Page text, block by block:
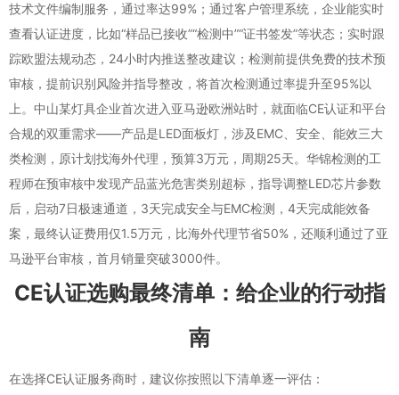
技术文件编制服务，通过率达99%；通过客户管理系统，企业能实时
查看认证进度，比如“样品已接收”“检测中”“证书签发”等状态；实时跟
踪欧盟法规动态，24小时内推送整改建议；检测前提供免费的技术预
审核，提前识别风险并指导整改，将首次检测通过率提升至95%以
上。中山某灯具企业首次进入亚马逊欧洲站时，就面临CE认证和平台
合规的双重需求——产品是LED面板灯，涉及EMC、安全、能效三大
类检测，原计划找海外代理，预算3万元，周期25天。华锦检测的工
程师在预审核中发现产品蓝光危害类别超标，指导调整LED芯片参数
后，启动7日极速通道，3天完成安全与EMC检测，4天完成能效备
案，最终认证费用仅1.5万元，比海外代理节省50%，还顺利通过了亚
马逊平台审核，首月销量突破3000件。
CE认证选购最终清单：给企业的行动指
南
在选择CE认证服务商时，建议你按照以下清单逐一评估：